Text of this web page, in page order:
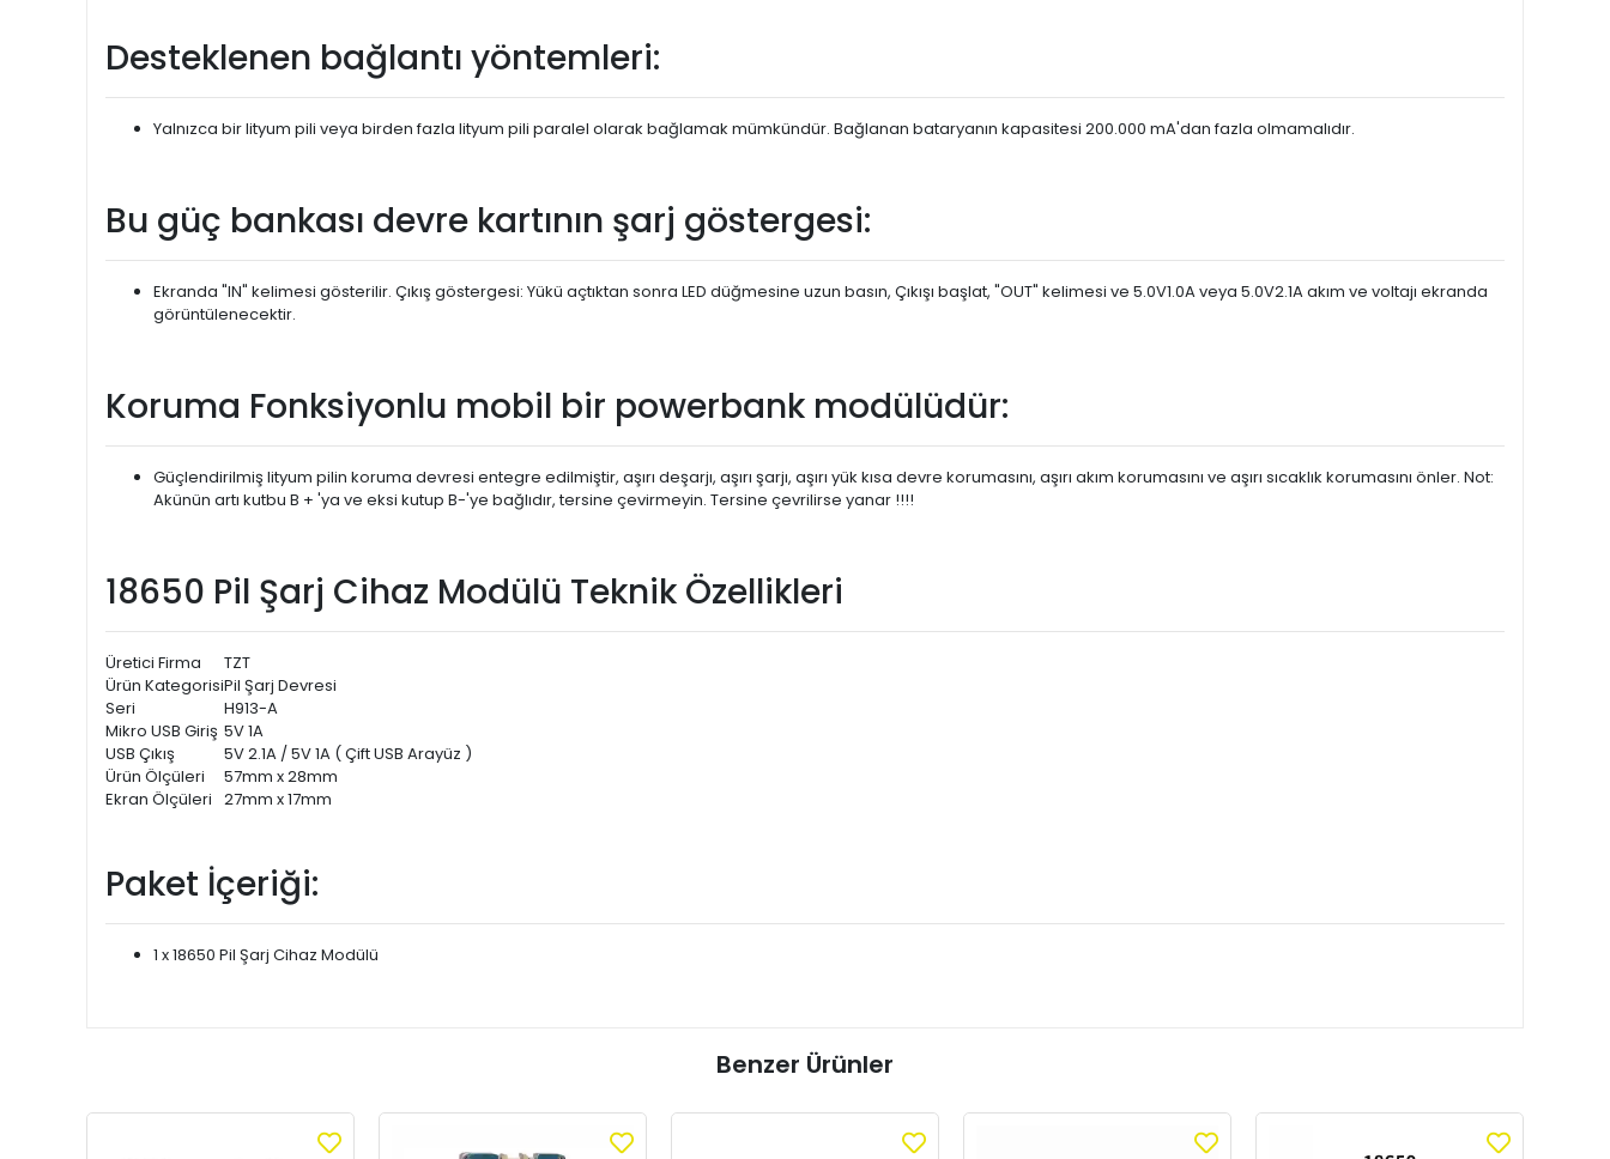
Desteklenen bağlantı yöntemleri:
Yalnızca bir lityum pili veya birden fazla lityum pili paralel olarak bağlamak mümkündür. Bağlanan bataryanın kapasitesi 200.000 mA'dan fazla olmamalıdır.
Bu güç bankası devre kartının şarj göstergesi:
Ekranda "IN" kelimesi gösterilir. Çıkış göstergesi: Yükü açtıktan sonra LED düğmesine uzun basın, Çıkışı başlat, "OUT" kelimesi ve 5.0V1.0A veya 5.0V2.1A akım ve voltajı ekranda
görüntülenecektir.
Koruma Fonksiyonlu mobil bir powerbank modülüdür:
Güçlendirilmiş lityum pilin koruma devresi entegre edilmiştir, aşırı deşarjı, aşırı şarjı, aşırı yük kısa devre korumasını, aşırı akım korumasını ve aşırı sıcaklık korumasını önler. Not:
Akünün artı kutbu B + 'ya ve eksi kutup B-'ye bağlıdır, tersine çevirmeyin. Tersine çevrilirse yanar !!!!
18650 Pil Şarj Cihaz Modülü Teknik Özellikleri
Üretici Firma
TZT
Ürün KategorisiPil Şarj Devresi
Seri
H913-A
Mikro USB Giriş 5V 1A
USB Çıkış
5V 2.1A / 5V 1A ( Çift USB Arayüz )
Ürün Ölçüleri
57mm x 28mm
Ekran Ölçüleri 27mm x 17mm
Paket İçeriği:
1 x 18650 Pil Şarj Cihaz Modülü
Benzer Ürünler